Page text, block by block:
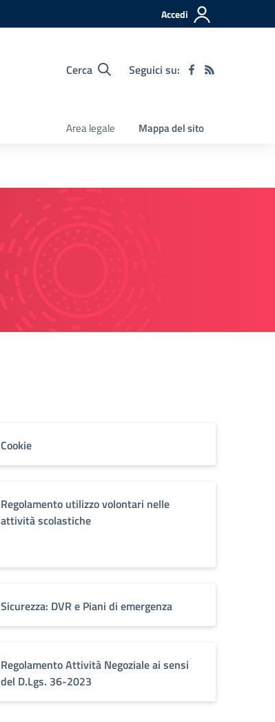
Accedi
Cerca Seguici su:
Area legale Mappa del sito
Cookie
Regolamento utilizzo volontari nelle
attività scolastiche
Sicurezza: DVR e Piani di emergenza
Regolamento Attività Negoziale ai sensi
del D.Lgs. 36-2023